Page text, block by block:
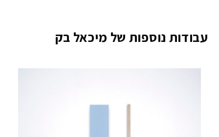
עבודות נוספות של מיכאל בק